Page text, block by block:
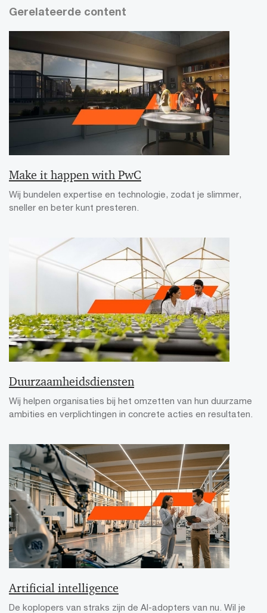
Gerelateerde content
Make it happen with PwC​
Wij bundelen expertise en technologie, zodat je slimmer,
sneller en beter kunt presteren.
Duurzaamheidsdiensten
Wij helpen organisaties bij het omzetten van hun duurzame
ambities en verplichtingen in concrete acties en resultaten.
Artificial intelligence
De koplopers van straks zijn de AI-adopters van nu. Wil je